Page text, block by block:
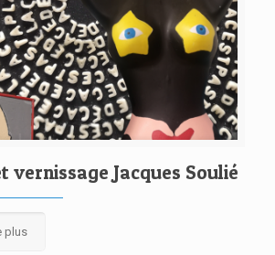
vernissage Jacques Soulié
plus